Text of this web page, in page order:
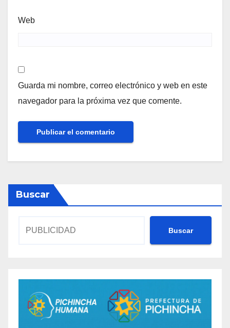
Web
Guarda mi nombre, correo electrónico y web en este
navegador para la próxima vez que comente.
Buscar
Buscar